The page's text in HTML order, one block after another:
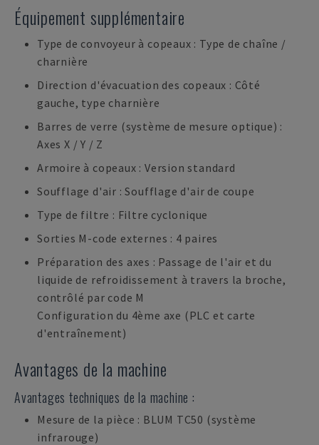
Équipement supplémentaire
Type de convoyeur à copeaux : Type de chaîne /
charnière
Direction d'évacuation des copeaux : Côté
gauche, type charnière
Barres de verre (système de mesure optique) :
Axes X / Y / Z
Armoire à copeaux : Version standard
Soufflage d'air : Soufflage d'air de coupe
Type de filtre : Filtre cyclonique
Sorties M-code externes : 4 paires
Préparation des axes : Passage de l'air et du
liquide de refroidissement à travers la broche,
contrôlé par code M
Configuration du 4ème axe (PLC et carte
d'entraînement)
Avantages de la machine
Avantages techniques de la machine :
Mesure de la pièce : BLUM TC50 (système
infrarouge)